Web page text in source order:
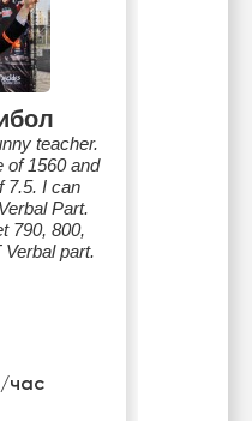
teacher.
of 1560 and
7.5. I can
Part.
790, 800,
Verbal part.
час